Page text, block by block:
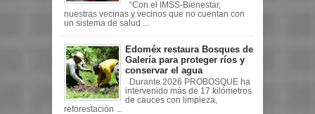
“Con el IMSS-Bienestar,
nuestras vecinas y vecinos que no cuentan con
un sistema de salud ...
Edoméx restaura Bosques de
Galería para proteger ríos y
conservar el agua
Durante 2026 PROBOSQUE ha
intervenido más de 17 kilómetros
de cauces con limpieza,
reforestación ...